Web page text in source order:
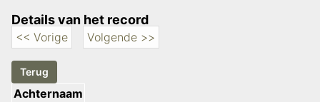
Details van het record
<< Vorige Volgende >>
Achternaam